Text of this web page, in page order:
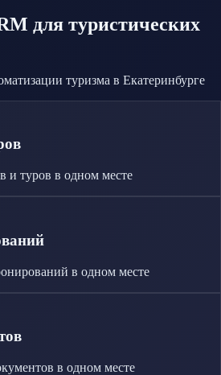
для туристических
туризма в Екатеринбурге
и туров в одном месте
в одном месте
в одном месте